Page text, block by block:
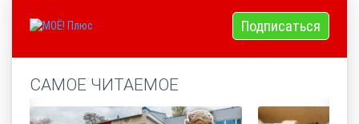
Подписаться
САМОЕ ЧИТАЕМОЕ